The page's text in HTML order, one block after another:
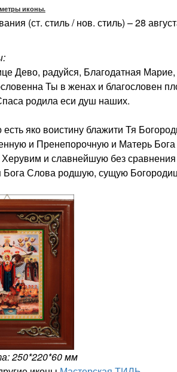
иконы.
(ст. стиль / нов. стиль) – 28
Дево, радуйся, Благодатная Марие,
Ты в женах и благословен
родила еси душ наших.
яко воистину блажити Тя
и Пренепорочную и Матерь
и славнейшую без
Бога Слова родшую, сущую
250*220*60 мм